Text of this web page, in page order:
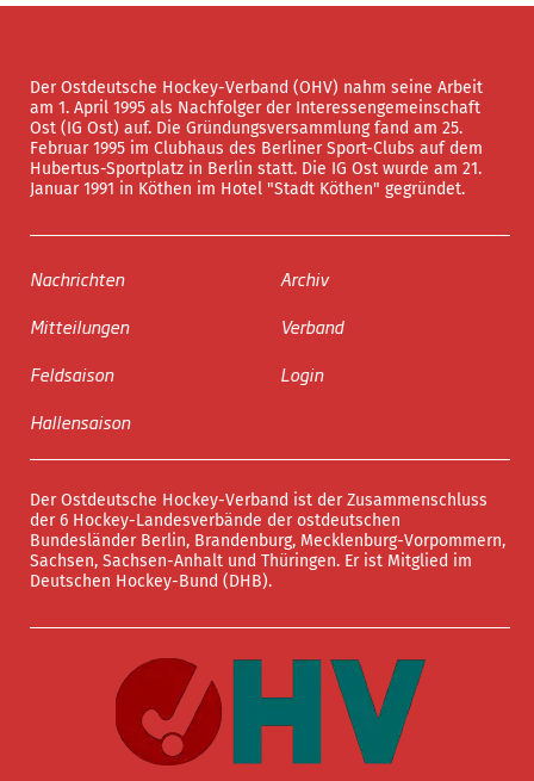
Der Ostdeutsche Hockey-Verband (OHV) nahm seine Arbeit
am 1. April 1995 als Nachfolger der Interessengemeinschaft
Ost (IG Ost) auf. Die Gründungsversammlung fand am 25.
Februar 1995 im Clubhaus des Berliner Sport-Clubs auf dem
Hubertus-Sportplatz in Berlin statt. Die IG Ost wurde am 21.
Januar 1991 in Köthen im Hotel "Stadt Köthen" gegründet.
Nachrichten
Mitteilungen
Feldsaison
Hallensaison
Archiv
Verband
Login
Der Ostdeutsche Hockey-Verband ist der Zusammenschluss
der 6 Hockey-Landesverbände der ostdeutschen
Bundesländer Berlin, Brandenburg, Mecklenburg-Vorpommern,
Sachsen, Sachsen-Anhalt und Thüringen. Er ist Mitglied im
Deutschen Hockey-Bund (DHB).